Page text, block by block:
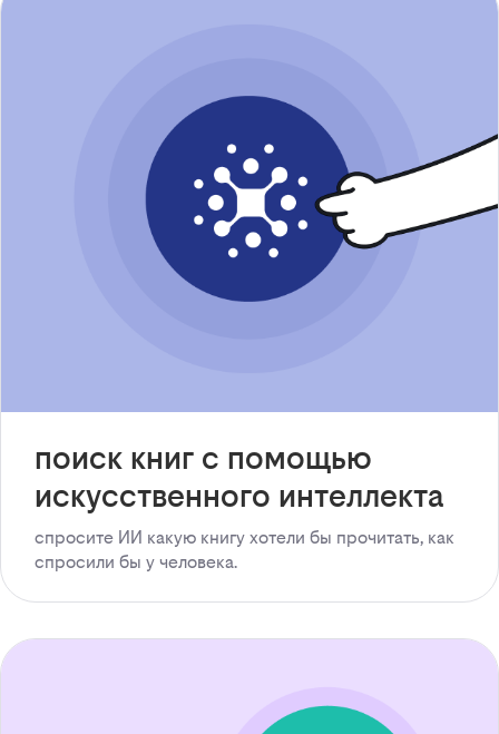
поиск книг с помощью
искусственного интеллекта
спросите ИИ какую книгу хотели бы прочитать, как
спросили бы у человека.